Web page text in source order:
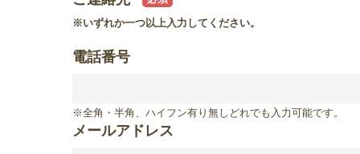
滋賀県
※いずれか一つ以上入力してください。
電話番号
※全角・半角、ハイフン有り無しどれでも入力可能です。
メールアドレス